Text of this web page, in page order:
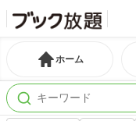
ホーム